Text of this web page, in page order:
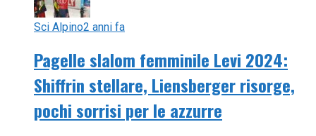
Sci Alpino2 anni fa
Pagelle slalom femminile Levi 2024:
Shiffrin stellare, Liensberger risorge,
pochi sorrisi per le azzurre